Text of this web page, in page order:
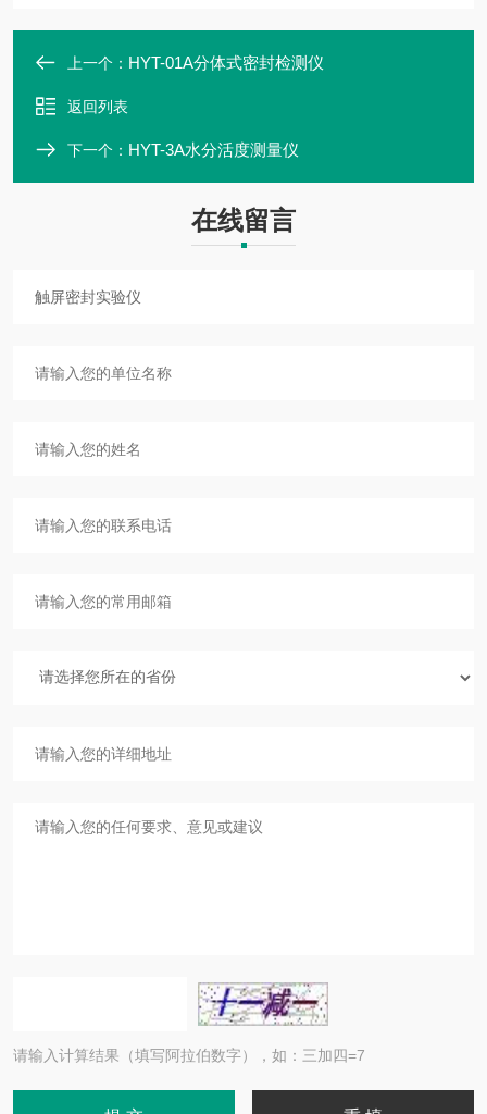
上一个： HYT-01A分体式密封检测仪
返回列表
下一个： HYT-3A水分活度测量仪
在线留言
请输入计算结果（填写阿拉伯数字），如：三加四=7